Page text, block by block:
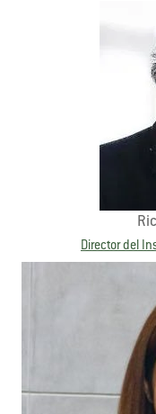
Director del